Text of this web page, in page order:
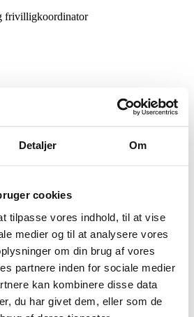
Detaljer Om
cookies
tilpasse vores indhold, til at vise
medier og til at analysere vores
om din brug af vores
partnere inden for sociale medier
kan kombinere disse data
du har givet dem, eller som de
frivilligkoordinator